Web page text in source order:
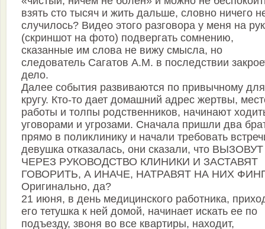
взять сто тысяч и жить дальше, словно ничего
случилось? Видео этого разговора у меня на
(скриншот на фото) подвергать сомнению,
сказанные им слова не вижу смысла, но
следователь Сагатов А.М. в последствии
дело.
Далее события развиваются по привычному
кругу. Кто-то дает домашний адрес жертвы,
работы и толпы родственников, начинают
уговорами и угрозами. Сначала пришли два
прямо в поликлинику и начали требовать
девушка отказалась, они сказали, что
ЧЕРЕЗ РУКОВОДСТВО КЛИНИКИ И ЗАСТАВЯТ
ГОВОРИТЬ, А ИНАЧЕ, НАТРАВЯТ НА НИХ
Оригинально, да?
21 июня, в день медицинского работника,
его тетушка к ней домой, начинает искать ее по
подъезду, звоня во все квартиры, находит,